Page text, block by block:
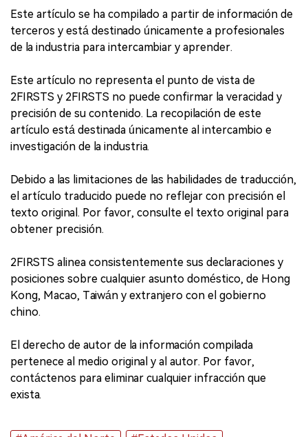
Este artículo se ha compilado a partir de información de
terceros y está destinado únicamente a profesionales
de la industria para intercambiar y aprender.
Este artículo no representa el punto de vista de
2FIRSTS y 2FIRSTS no puede confirmar la veracidad y
precisión de su contenido. La recopilación de este
artículo está destinada únicamente al intercambio e
investigación de la industria.
Debido a las limitaciones de las habilidades de traducción,
el artículo traducido puede no reflejar con precisión el
texto original. Por favor, consulte el texto original para
obtener precisión.
2FIRSTS alinea consistentemente sus declaraciones y
posiciones sobre cualquier asunto doméstico, de Hong
Kong, Macao, Taiwán y extranjero con el gobierno
chino.
El derecho de autor de la información compilada
pertenece al medio original y al autor. Por favor,
contáctenos para eliminar cualquier infracción que
exista.